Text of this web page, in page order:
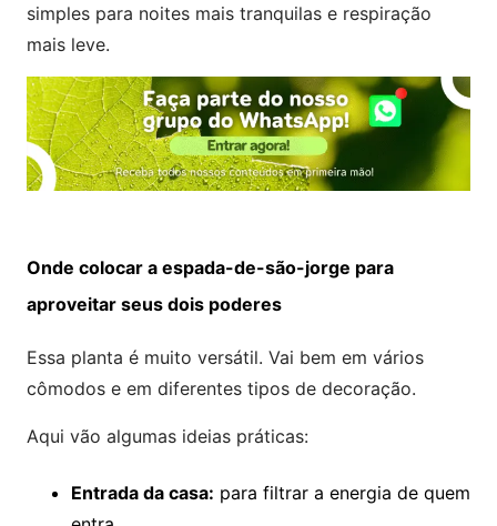
simples para noites mais tranquilas e respiração
mais leve.
Onde colocar a espada-de-são-jorge para
aproveitar seus dois poderes
Essa planta é muito versátil. Vai bem em vários
cômodos e em diferentes tipos de decoração.
Aqui vão algumas ideias práticas:
Entrada da casa: para filtrar a energia de quem